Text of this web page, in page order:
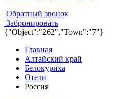
Обратный звонок
Забронировать
{"Object":"262","Town":"7"}
Главная
Алтайский край
Белокуриха
Отели
Россия